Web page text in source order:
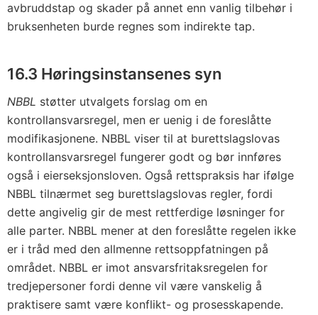
avbruddstap og skader på annet enn vanlig tilbehør i
bruksenheten burde regnes som indirekte tap.
16.3 Høringsinstansenes syn
NBBL støtter utvalgets forslag om en
kontrollansvarsregel, men er uenig i de foreslåtte
modifikasjonene. NBBL viser til at burettslagslovas
kontrollansvarsregel fungerer godt og bør innføres
også i eierseksjonsloven. Også rettspraksis har ifølge
NBBL tilnærmet seg burettslagslovas regler, fordi
dette angivelig gir de mest rettferdige løsninger for
alle parter. NBBL mener at den foreslåtte regelen ikke
er i tråd med den allmenne rettsoppfatningen på
området. NBBL er imot ansvarsfritaksregelen for
tredjepersoner fordi denne vil være vanskelig å
praktisere samt være konflikt- og prosesskapende.